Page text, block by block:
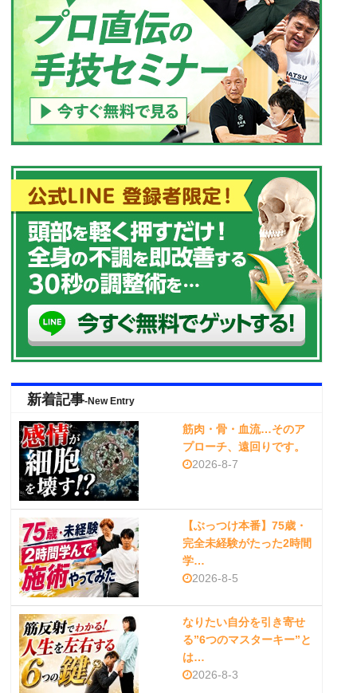
新着記事-New Entry
筋肉・骨・血流…そのア
プローチ、遠回りです。
2026-8-7
【ぶっつけ本番】75歳・
完全未経験がたった2時間
学…
2026-8-5
なりたい自分を引き寄せ
る”6つのマスターキー”と
は…
2026-8-3